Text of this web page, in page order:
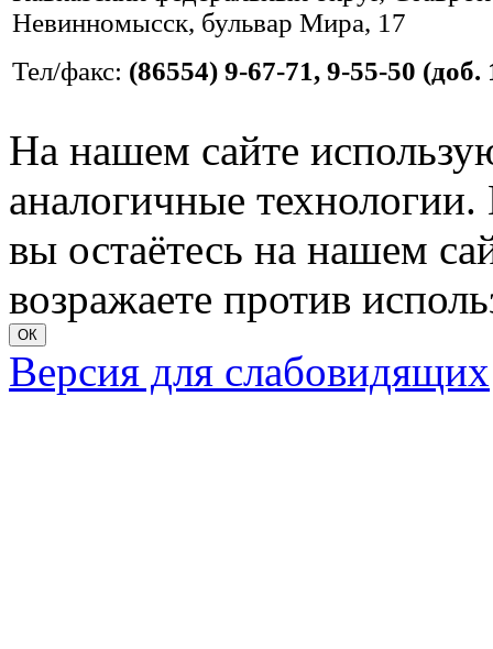
Невинномысск, бульвар Мира, 17
Тел/факс: (86554) 9-67-71, 9-55-50 (доб.
На нашем сайте
аналогичные
вы остаётесь на нашем
возражаете против
ОК
Версия для слабовидящих